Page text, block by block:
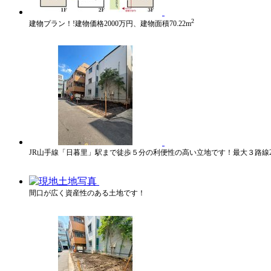
建物プラン！!建物価格2000万円、建物面積70.22m2
JR山手線「日暮里」駅まで徒歩５分の利便性の高い立地です！最大３路線
間口が広く資産性のある土地です！